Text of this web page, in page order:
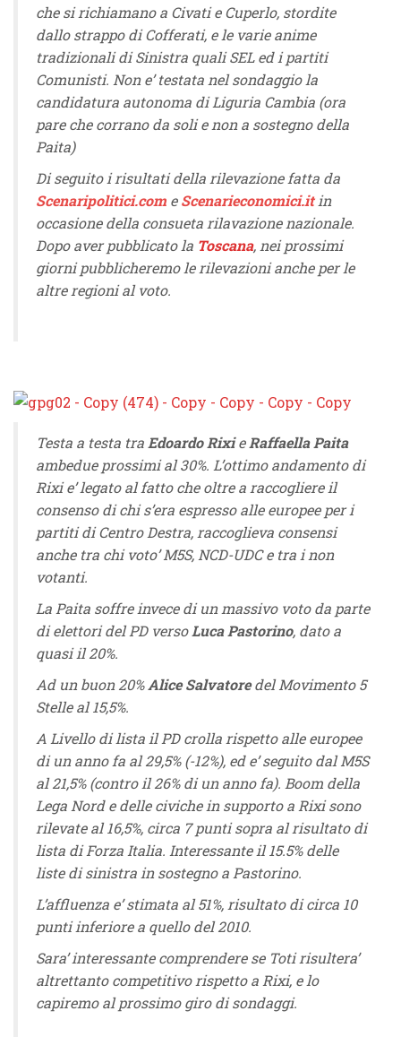
che si richiamano a Civati e Cuperlo, stordite
dallo strappo di Cofferati, e le varie anime
tradizionali di Sinistra quali SEL ed i partiti
Comunisti. Non e’ testata nel sondaggio la
candidatura autonoma di Liguria Cambia (ora
pare che corrano da soli e non a sostegno della
Paita)
Di seguito i risultati della rilevazione fatta da
Scenaripolitici.com eScenarieconomici.itin
occasione della consueta rilavazione nazionale.
Dopo aver pubblicato la Toscana, nei prossimi
giorni pubblicheremo le rilevazioni anche per le
altre regioni al voto.
Testa a testa tra Edoardo RixieRaffaella Paita
ambedue prossimi al 30%. L’ottimo andamento di
Rixi e’ legato al fatto che oltre a raccogliere il
consenso di chi s’era espresso alle europee per i
partiti di Centro Destra, raccoglieva consensi
anche tra chi voto’ M5S, NCD-UDC e tra i non
votanti.
La Paita soffre invece di un massivo voto da parte
di elettori del PD versoLuca Pastorino, dato a
quasi il 20%.
Ad un buon 20%Alice Salvatoredel Movimento 5
Stelle al 15,5%.
A Livello di lista il PD crolla rispetto alle europee
di un anno fa al 29,5% (-12%), ed e’ seguito dal M5S
al 21,5% (contro il 26% di un anno fa). Boom della
Lega Nord e delle civiche in supporto a Rixi sono
rilevate al 16,5%, circa 7 punti sopra al risultato di
lista di Forza Italia. Interessante il 15.5% delle
liste di sinistra in sostegno a Pastorino.
L’affluenza e’ stimata al 51%, risultato di circa 10
punti inferiore a quello del 2010.
Sara’ interessante comprendere se Toti risultera’
altrettanto competitivo rispetto a Rixi, e lo
capiremo al prossimo giro di sondaggi.